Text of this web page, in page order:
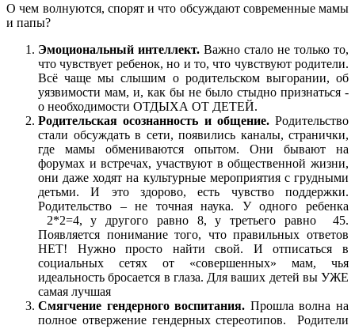
О чем волнуются, спорят и что обсуждают современные мамы
и папы?
Эмоциональный интеллект. Важно стало не только то,
что чувствует ребенок, но и то, что чувствуют родители.
Всё чаще мы слышим о родительском выгорании, об
уязвимости мам, и, как бы не было стыдно признаться -
о необходимости ОТДЫХА ОТ ДЕТЕЙ.
Родительская осознанность и общение.Родительство
стали обсуждать в сети, появились каналы, странички,
где мамы обмениваются опытом. Они бывают на
форумах и встречах, участвуют в общественной жизни,
они даже ходят на культурные мероприятия с грудными
детьми. И это здорово, есть чувство поддержки.
Родительство – не точная наука. У одного ребенка
2*2=4, у другого равно 8, у третьего равно 45.
Появляется понимание того, что правильных ответов
НЕТ! Нужно просто найти свой. И отписаться в
социальных сетях от «совершенных» мам, чья
идеальность бросается в глаза. Для ваших детей вы УЖЕ
самая лучшая
Смягчение гендерного воспитания. Прошла волна на
полное отвержение гендерных стереотипов. Родители